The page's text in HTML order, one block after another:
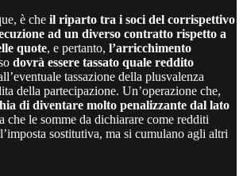
è che il riparto tra i soci del corrispettivo
ad un diverso contratto rispetto a
quote, e pertanto, l’arricchimento
dovrà essere tassato quale reddito
tassazione della plusvalenza
della partecipazione. Un’operazione che,
di diventare molto penalizzante dal lato
che le somme da dichiarare come redditi
sostitutiva, ma si cumulano agli altri